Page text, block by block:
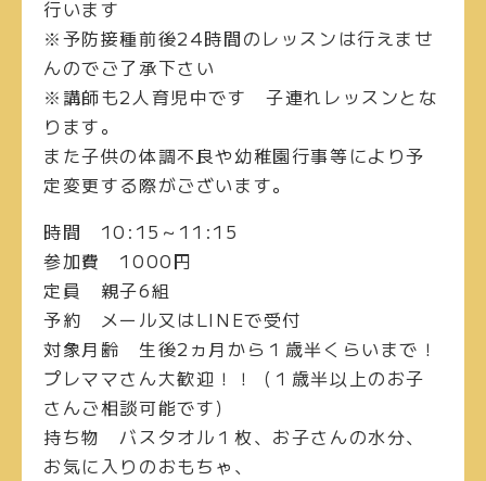
行います
※予防接種前後24時間のレッスンは行えませ
んのでご了承下さい
※講師も2人育児中です 子連れレッスンとな
ります。
また子供の体調不良や幼稚園行事等により予
定変更する際がございます。
時間 10:15～11:15
参加費
1000円
定員
親子6組
予約
メール又はLINEで受付
対象月齢 生後2ヵ月から１歳半くらいまで！
プレママさん大歓迎！！（１歳半以上のお子
さんご相談可能です）
持ち物
バスタオル１枚、お子さんの水分、
お気に入りのおもちゃ、